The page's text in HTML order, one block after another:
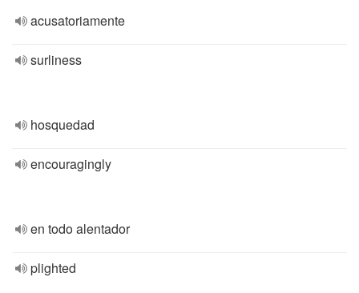
acusatoriamente
surliness
hosquedad
encouragingly
en todo alentador
plighted